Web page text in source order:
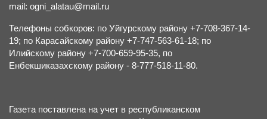
mail: ogni_alatau@mail.ru
Телефоны собкоров: по Уйгурскому району +7-708-367-14-
19; по Карасайскому району +7-747-563-61-18; по
Илийскому району +7-700-659-95-35, по
Енбекшиказахскому району - 8-777-518-11-80.
Газета поставлена на учет в республиканском